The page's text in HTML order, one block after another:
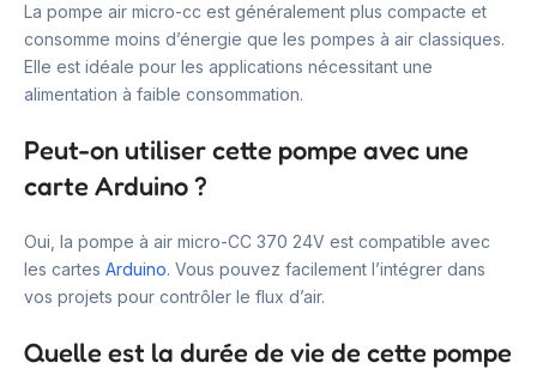
La pompe air micro-cc est généralement plus compacte et
consomme moins d’énergie que les pompes à air classiques.
Elle est idéale pour les applications nécessitant une
alimentation à faible consommation.
Peut-on utiliser cette pompe avec une
carte Arduino ?
Oui, la pompe à air micro-CC 370 24V est compatible avec
les cartes Arduino. Vous pouvez facilement l’intégrer dans
vos projets pour contrôler le flux d’air.
Quelle est la durée de vie de cette pompe